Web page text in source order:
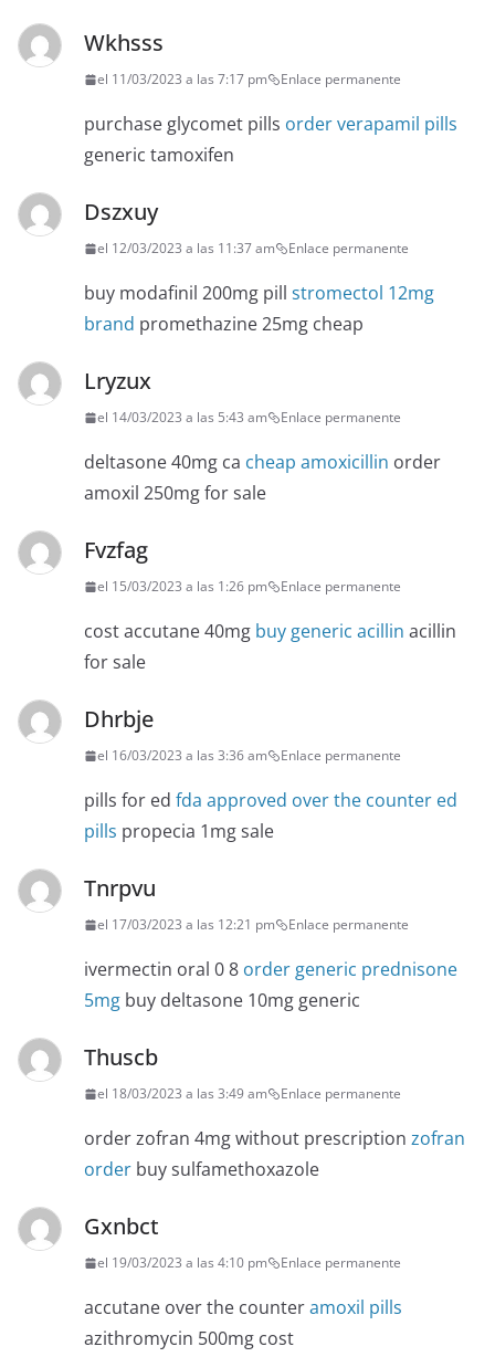
Wkhsss
el 11/03/2023 a las 7:17 pm Enlace permanente
purchase glycomet pills order verapamil pills
generic tamoxifen
Dszxuy
el 12/03/2023 a las 11:37 am Enlace permanente
buy modafinil 200mg pill stromectol 12mg
brand promethazine 25mg cheap
Lryzux
el 14/03/2023 a las 5:43 am Enlace permanente
deltasone 40mg ca cheap amoxicillin order
amoxil 250mg for sale
Fvzfag
el 15/03/2023 a las 1:26 pm Enlace permanente
cost accutane 40mg buy generic acillin acillin
for sale
Dhrbje
el 16/03/2023 a las 3:36 am Enlace permanente
pills for ed fda approved over the counter ed
pills propecia 1mg sale
Tnrpvu
el 17/03/2023 a las 12:21 pm Enlace permanente
ivermectin oral 0 8 order generic prednisone
5mg buy deltasone 10mg generic
Thuscb
el 18/03/2023 a las 3:49 am Enlace permanente
order zofran 4mg without prescription zofran
order buy sulfamethoxazole
Gxnbct
el 19/03/2023 a las 4:10 pm Enlace permanente
accutane over the counteramoxil pills
azithromycin 500mg cost